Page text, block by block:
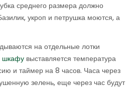
среднего размера должно
укроп и петрушка моются, а
на отдельные лотки
шкафу выставляется температура
и таймер на 8 часов. Часа через
зелень, еще через час будут